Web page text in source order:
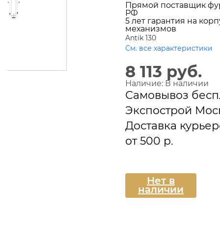
Прямой поставщик
РФ
5 лет гарантия на
механизмов
Antik 130
См. все характеристики
8 113 руб.
Наличие: В наличии
Самовывоз
Экспострой
Доставка
от 500 р.
Нет в
наличии